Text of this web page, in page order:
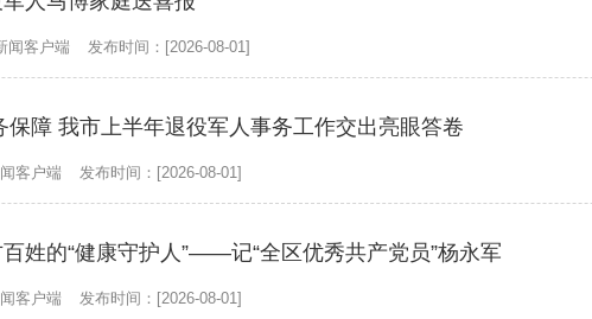
闻客户端 发布时间：[2026-08-01]
保障 我市上半年退役军人事务工作交出亮眼答卷
客户端 发布时间：[2026-08-01]
姓的“健康守护人”——记“全区优秀共产党员”杨永军
客户端 发布时间：[2026-08-01]